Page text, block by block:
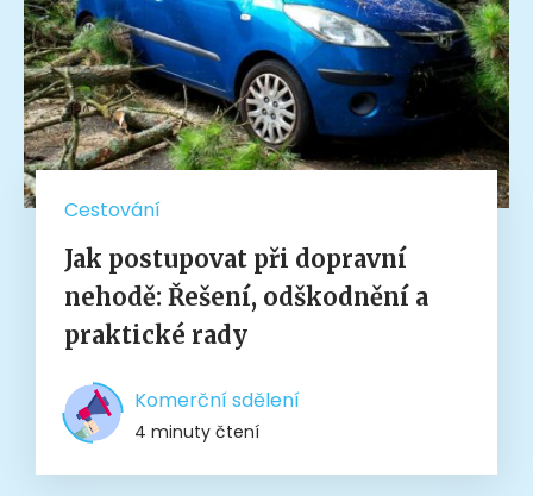
Cestování
Jak postupovat při dopravní
nehodě: Řešení, odškodnění a
praktické rady
Komerční sdělení
4 minuty čtení